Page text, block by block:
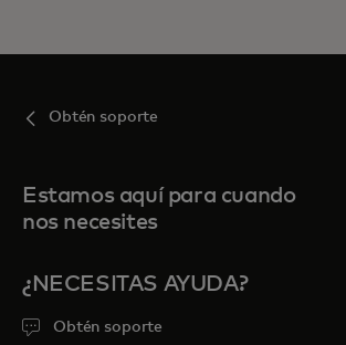
Obtén soporte
Estamos aquí para cuando
nos necesites
¿NECESITAS AYUDA?
Obtén soporte